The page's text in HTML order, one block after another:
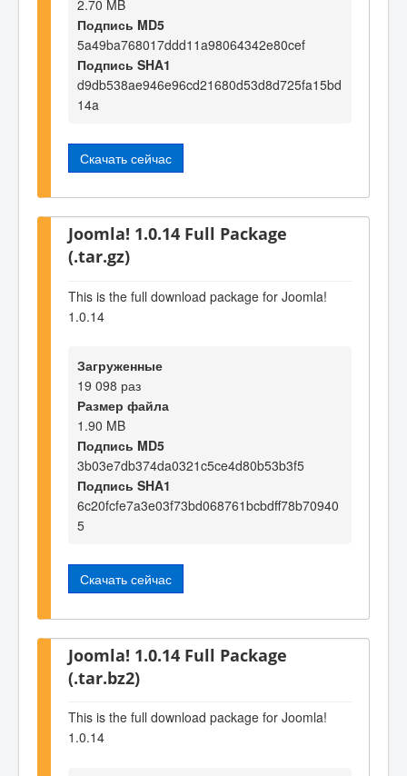
2.70 MB
Подпись MD5
5a49ba768017ddd11a98064342e80cef
Подпись SHA1
d9db538ae946e96cd21680d53d8d725fa15bd
14a
Скачать сейчас
Joomla! 1.0.14 Full Package
(.tar.gz)
This is the full download package for Joomla!
1.0.14
Загруженные
19 098 раз
Размер файла
1.90 MB
Подпись MD5
3b03e7db374da0321c5ce4d80b53b3f5
Подпись SHA1
6c20fcfe7a3e03f73bd068761bcbdff78b70940
5
Скачать сейчас
Joomla! 1.0.14 Full Package
(.tar.bz2)
This is the full download package for Joomla!
1.0.14